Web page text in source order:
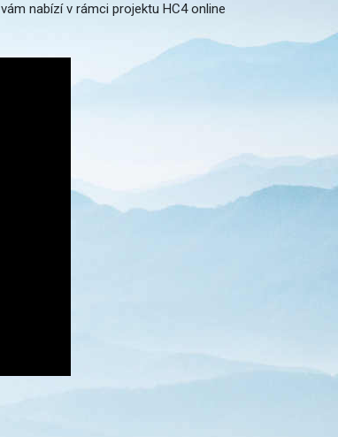
vám nabízí v rámci projektu HC4 online